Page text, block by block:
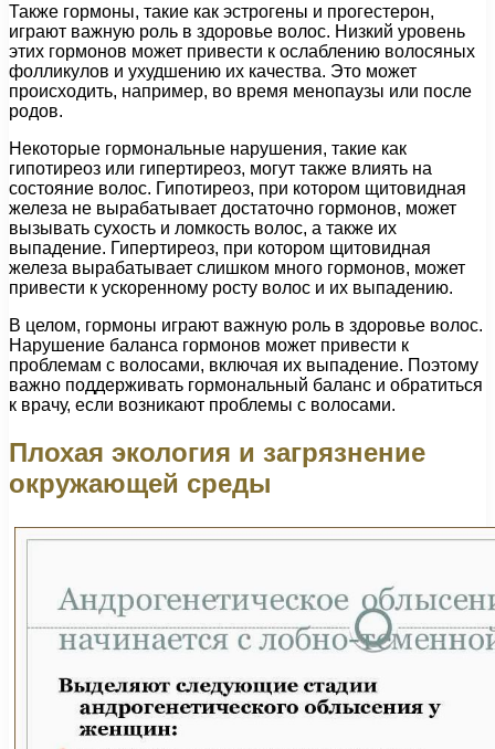
Также гормоны, такие как эстрогены и прогестерон,
играют важную роль в здоровье волос. Низкий уровень
этих гормонов может привести к ослаблению волосяных
фолликулов и ухудшению их качества. Это может
происходить, например, во время менопаузы или после
родов.
Некоторые гормональные нарушения, такие как
гипотиреоз или гипертиреоз, могут также влиять на
состояние волос. Гипотиреоз, при котором щитовидная
железа не вырабатывает достаточно гормонов, может
вызывать сухость и ломкость волос, а также их
выпадение. Гипертиреоз, при котором щитовидная
железа вырабатывает слишком много гормонов, может
привести к ускоренному росту волос и их выпадению.
В целом, гормоны играют важную роль в здоровье волос.
Нарушение баланса гормонов может привести к
проблемам с волосами, включая их выпадение. Поэтому
важно поддерживать гормональный баланс и обратиться
к врачу, если возникают проблемы с волосами.
Плохая экология и загрязнение
окружающей среды